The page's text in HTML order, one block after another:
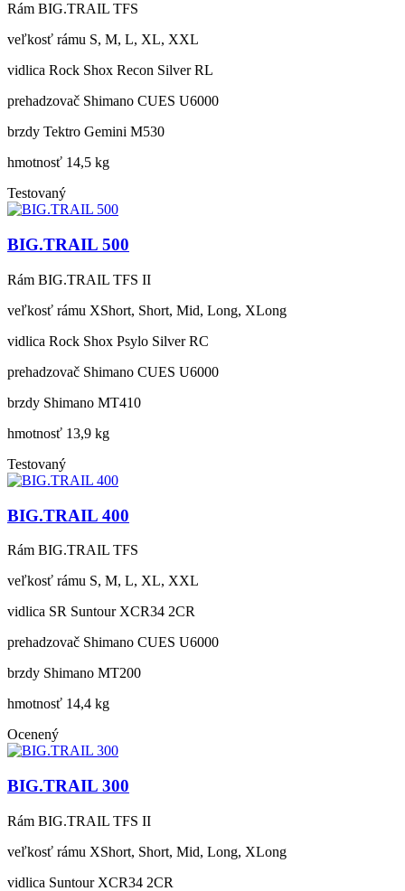
Rám BIG.TRAIL TFS
veľkosť rámu S, M, L, XL, XXL
vidlica Rock Shox Recon Silver RL
prehadzovač Shimano CUES U6000
brzdy Tektro Gemini M530
hmotnosť 14,5 kg
Testovaný
BIG.TRAIL 500
Rám BIG.TRAIL TFS II
veľkosť rámu XShort, Short, Mid, Long, XLong
vidlica Rock Shox Psylo Silver RC
prehadzovač Shimano CUES U6000
brzdy Shimano MT410
hmotnosť 13,9 kg
Testovaný
BIG.TRAIL 400
Rám BIG.TRAIL TFS
veľkosť rámu S, M, L, XL, XXL
vidlica SR Suntour XCR34 2CR
prehadzovač Shimano CUES U6000
brzdy Shimano MT200
hmotnosť 14,4 kg
Ocenený
BIG.TRAIL 300
Rám BIG.TRAIL TFS II
veľkosť rámu XShort, Short, Mid, Long, XLong
vidlica Suntour XCR34 2CR